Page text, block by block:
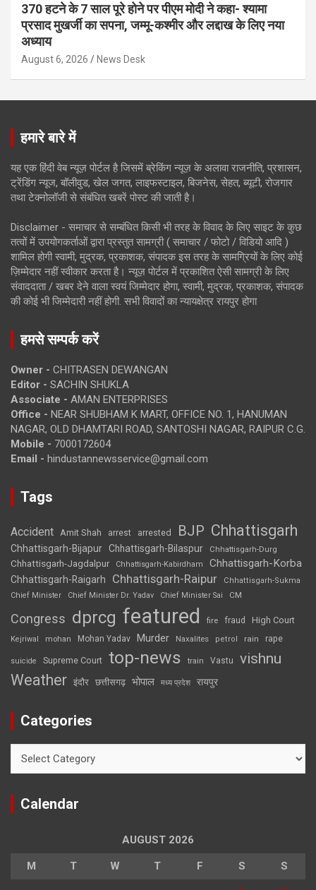
370 हटने के 7 साल पूरे होने पर पीएम मोदी ने कहा- श्यामा
प्रसाद मुखर्जी का सपना, जम्मू-कश्मीर और लद्दाख के लिए नया
अध्याय
August 6, 2026 News Desk
हमारे बारे में
यह एक हिंदी वेब न्यूज़ पोर्टल है जिसमें ब्रेकिंग न्यूज़ के अलावा राजनीति, प्रशासन,
ट्रेंडिंग न्यूज, बॉलीवुड, खेल जगत, लाइफस्टाइल, बिजनेस, सेहत, ब्यूटी, रोजगार
तथा टेक्नोलॉजी से संबंधित खबरें पोस्ट की जाती है।
Disclaimer - समाचार से सम्बंधित किसी भी तरह के विवाद के लिए साइट के कुछ
तत्वों में उपयोगकर्ताओं द्वारा प्रस्तुत सामग्री ( समाचार / फोटो / विडियो आदि )
शामिल होगी स्वामी, मुद्रक, प्रकाशक, संपादक इस तरह के सामग्रियों के लिए कोई
ज़िम्मेदार नहीं स्वीकार करता है। न्यूज़ पोर्टल में प्रकाशित ऐसी सामग्री के लिए
संवाददाता / खबर देने वाला स्वयं जिम्मेदार होगा, स्वामी, मुद्रक, प्रकाशक, संपादक
की कोई भी जिम्मेदारी नहीं होगी. सभी विवादों का न्यायक्षेत्र रायपुर होगा
हमसे सम्पर्क करें
Owner - CHITRASEN DEWANGAN
Editor - SACHIN SHUKLA
Associate - AMAN ENTERPRISES
Office - NEAR SHUBHAM K MART, OFFICE NO. 1, HANUMAN
NAGAR, OLD DHAMTARI ROAD, SANTOSHI NAGAR, RAIPUR C.G.
Mobile - 7000172604
Email - hindustannewsservice@gmail.com
Tags
Accident Amit Shah arrest arrested BJP Chhattisgarh
Chhattisgarh-Bijapur Chhattisgarh-Bilaspur Chhattisgarh-Durg
Chhattisgarh-Jagdalpur Chhattisgarh-Kabirdham Chhattisgarh-Korba
Chhattisgarh-Raigarh Chhattisgarh-Raipur
Chhattisgarh-Sukma
Chief Minister
Chief Minister Dr. Yadav Chief Minister Sai CM
Congress dprcg featured fire fraud High Court
Kejriwal mohan Mohan Yadav Murder Naxalites petrol rain rape
suicide Supreme Court top-news train Vastu vishnu
Weather इंदौर छत्तीसगढ़ भोपाल मध्य प्रदेश रायपुर
Categories
Calendar
AUGUST 2026
M T W T F S S